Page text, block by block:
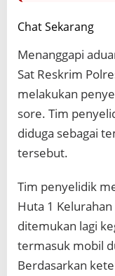
Chat Sekarang
Menanggapi
Sat Reskrim
melakukan
sore. Tim
diduga sebagai
tersebut.
Tim penyelidik
Huta 1
ditemukan lagi
termasuk mobil
Berdasarkan